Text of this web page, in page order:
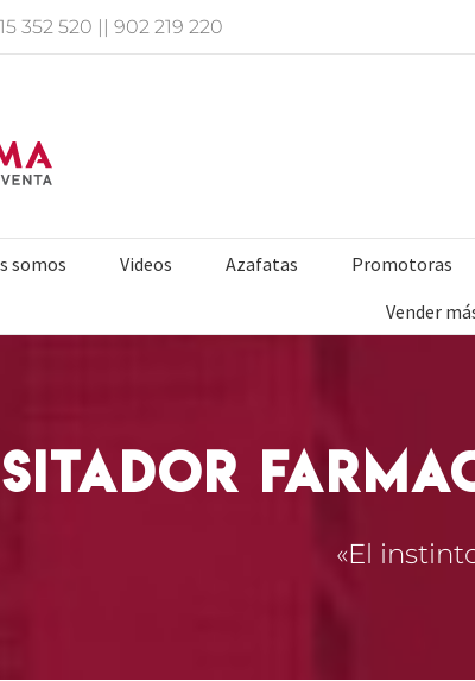
352 520 || 902 219 220
somos Videos Azafatas Promotoras
Vender
«El